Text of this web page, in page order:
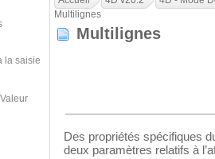
la saisie
Multilignes
Multilignes
Des propriétés spécifiques
deux paramètres relatifs à